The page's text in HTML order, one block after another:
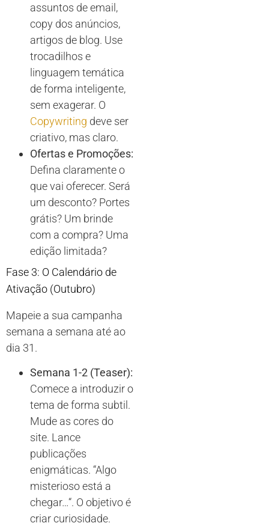
assuntos de email,
copy dos anúncios,
artigos de blog. Use
trocadilhos e
linguagem temática
de forma inteligente,
sem exagerar. O
Copywriting deve ser
criativo, mas claro.
Ofertas e Promoções:
Defina claramente o
que vai oferecer. Será
um desconto? Portes
grátis? Um brinde
com a compra? Uma
edição limitada?
Fase 3: O Calendário de
Ativação (Outubro)
Mapeie a sua campanha
semana a semana até ao
dia 31.
Semana 1-2 (Teaser):
Comece a introduzir o
tema de forma subtil.
Mude as cores do
site. Lance
publicações
enigmáticas. “Algo
misterioso está a
chegar…“. O objetivo é
criar curiosidade.